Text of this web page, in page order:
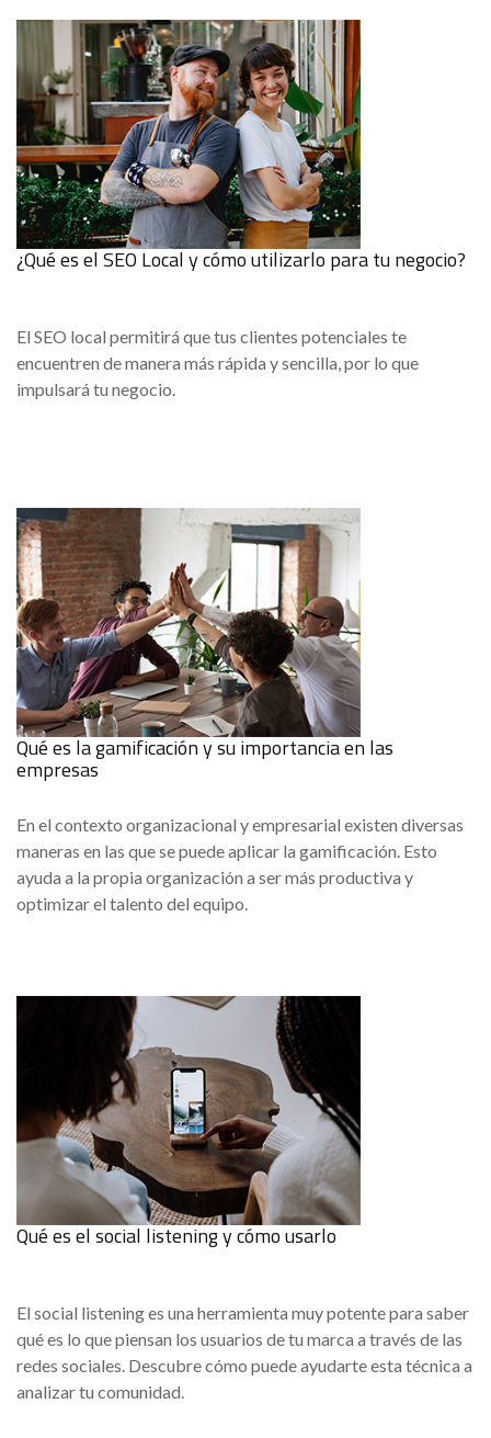
¿Qué es el SEO Local y cómo utilizarlo para tu negocio?
El SEO local permitirá que tus clientes potenciales te
encuentren de manera más rápida y sencilla, por lo que
impulsará tu negocio.
Qué es la gamificación y su importancia en las
empresas
En el contexto organizacional y empresarial existen diversas
maneras en las que se puede aplicar la gamificación. Esto
ayuda a la propia organización a ser más productiva y
optimizar el talento del equipo.
Qué es el social listening y cómo usarlo
El social listening es una herramienta muy potente para saber
qué es lo que piensan los usuarios de tu marca a través de las
redes sociales. Descubre cómo puede ayudarte esta técnica a
analizar tu comunidad.